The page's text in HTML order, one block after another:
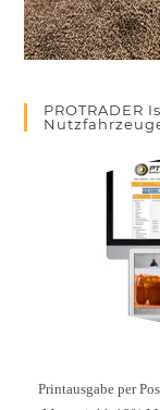
PROTRADER
Printausgabe per